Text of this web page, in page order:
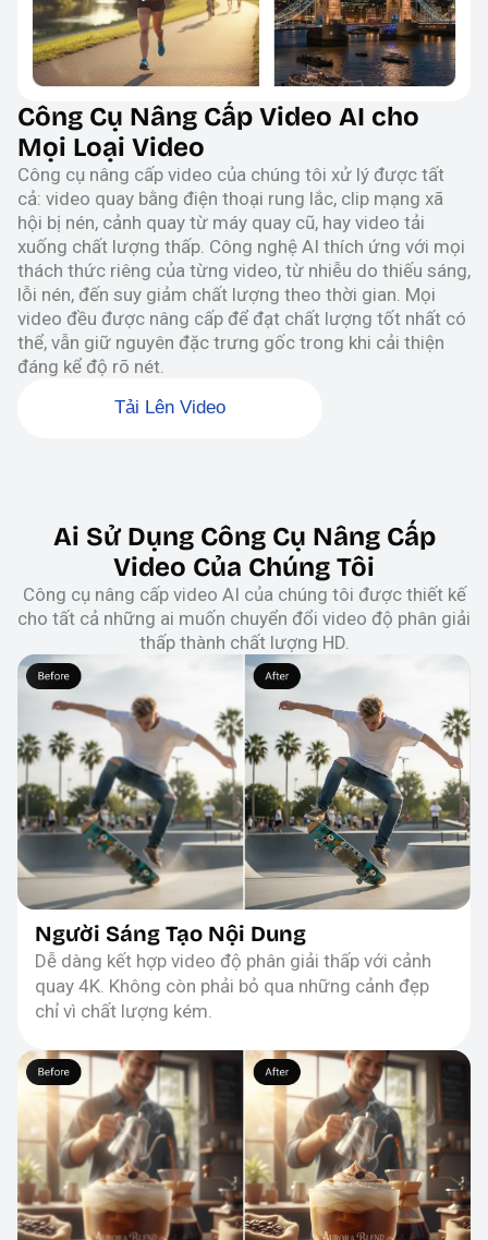
Công Cụ Nâng Cấp Video AI cho
Mọi Loại Video
Công cụ nâng cấp video của chúng tôi xử lý được tất
cả: video quay bằng điện thoại rung lắc, clip mạng xã
hội bị nén, cảnh quay từ máy quay cũ, hay video tải
xuống chất lượng thấp. Công nghệ AI thích ứng với mọi
thách thức riêng của từng video, từ nhiễu do thiếu sáng,
lỗi nén, đến suy giảm chất lượng theo thời gian. Mọi
video đều được nâng cấp để đạt chất lượng tốt nhất có
thể, vẫn giữ nguyên đặc trưng gốc trong khi cải thiện
đáng kể độ rõ nét.
Tải Lên Video
Ai Sử Dụng Công Cụ Nâng Cấp
Video Của Chúng Tôi
Công cụ nâng cấp video AI của chúng tôi được thiết kế
cho tất cả những ai muốn chuyển đổi video độ phân giải
thấp thành chất lượng HD.
Người Sáng Tạo Nội Dung
Dễ dàng kết hợp video độ phân giải thấp với cảnh
quay 4K. Không còn phải bỏ qua những cảnh đẹp
chỉ vì chất lượng kém.